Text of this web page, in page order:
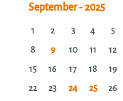
1 2 3 4 5
8
9 10 11 12
15
16 17 18 19
22
23 24 25 26